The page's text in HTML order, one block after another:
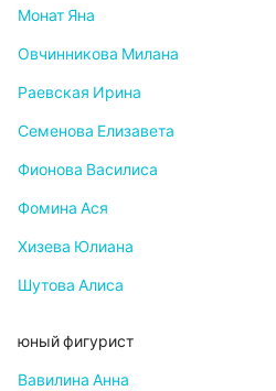
Монат Яна
Овчинникова Милана
Раевская Ирина
Семенова Елизавета
Фионова Василиса
Фомина Ася
Хизева Юлиана
Шутова Алиса
юный фигурист
Вавилина Анна